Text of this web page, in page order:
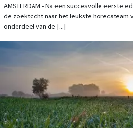
AMSTERDAM - Na een succesvolle eerste
de zoektocht naar het leukste horecateam
onderdeel van de [...]